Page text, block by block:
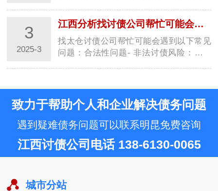
程度**…
3
2025-3
江西分析找讨债公司帮忙可能会遇到常见问题
找太仓讨债公司帮忙可能会遇到以下常见
问题：合法性问题- 非法讨债风险：部分
致力于帮助个人和企业解决债务问题
遇到疑难债务问题可以联系明昆免费咨询
江西讨债公司电话 138-6130-0065
城市分站